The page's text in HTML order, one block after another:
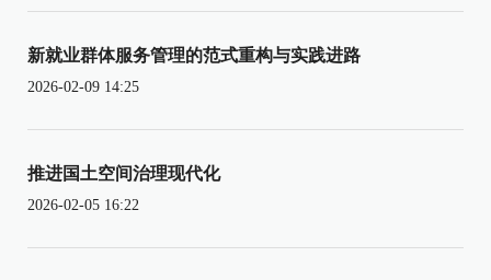
新就业群体服务管理的范式重构与实践进路
2026-02-09 14:25
推进国土空间治理现代化
2026-02-05 16:22